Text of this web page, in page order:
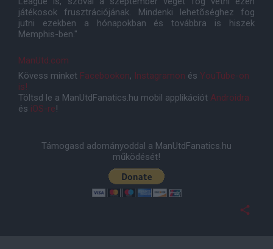
játékosok frusztrációjának. Mindenki lehetõséghez fog
jutni ezekben a hónapokban és továbbra is hiszek
Memphis-ben."
ManUtd.com
Kövess minket Facebookon, Instagramon és YouTube-on
is!
Töltsd le a ManUtdFanatics.hu mobil applikációt Androidra
és iOS-re!
Támogasd adományoddal a ManUtdFanatics.hu
működését!